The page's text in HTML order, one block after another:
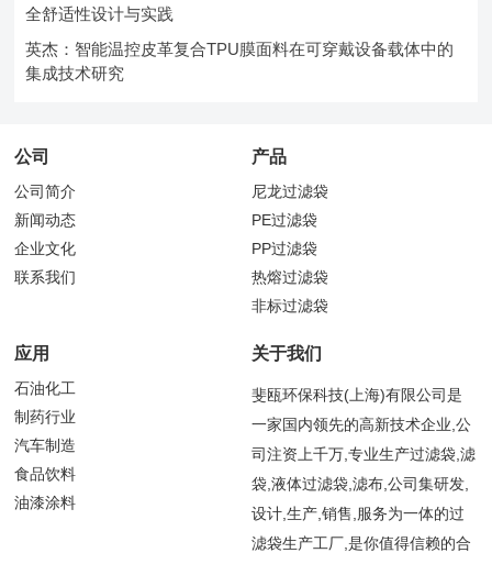
全舒适性设计与实践
英杰：智能温控皮革复合TPU膜面料在可穿戴设备载体中的
集成技术研究
公司
公司简介
新闻动态
企业文化
联系我们
产品
尼龙过滤袋
PE过滤袋
PP过滤袋
热熔过滤袋
非标过滤袋
应用
石油化工
制药行业
汽车制造
食品饮料
油漆涂料
关于我们
斐瓯环保科技(上海)有限公司是
一家国内领先的高新技术企业,公
司注资上千万,专业生产过滤袋,滤
袋,液体过滤袋,滤布,公司集研发,
设计,生产,销售,服务为一体的过
滤袋生产工厂,是你值得信赖的合